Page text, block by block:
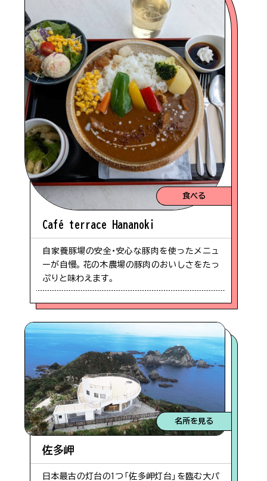
食べる
Café terrace Hananoki
自家養豚場の安全・安心な豚肉を使ったメニュ
ーが自慢。花の木農場の豚肉のおいしさをたっ
ぷりと味わえます。
名所を見る
佐多岬
日本最古の灯台の1つ「佐多岬灯台」を臨む大パ